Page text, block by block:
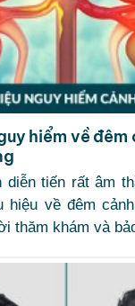
hiểm về
diễn tiến rất âm
hiệu về đêm
thăm khám và